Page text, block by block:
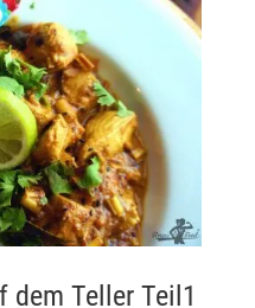
dem Teller Teil1